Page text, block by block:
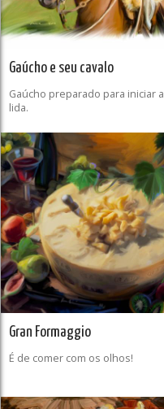
Gaúcho e seu cavalo
Gaúcho preparado para iniciar a
lida.
Gran Formaggio
É de comer com os olhos!